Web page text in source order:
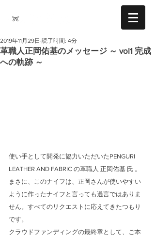
革職人正岡佑基のメッセージ ～ vol1 完成
への軌跡 ～
2019年11月29日 読了時間: 4分
使い手として開発に協力いただいたPENGURI
LEATHER AND FABRIC の革職人 正岡佑基 氏 。
まさに、このナイフは、正岡さんが使いやすい
ように作ったナイフと言っても過言ではありま
せん。すべてのリクエストに応えてきたつもり
です。
クラウドファンディングの最終章として、ご本